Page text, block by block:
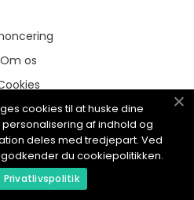
Om os
os
cookies til at huske dine
af indhold og
deles med tredjepart. Ved
du cookiepolitikken.
Privatlivspolitik